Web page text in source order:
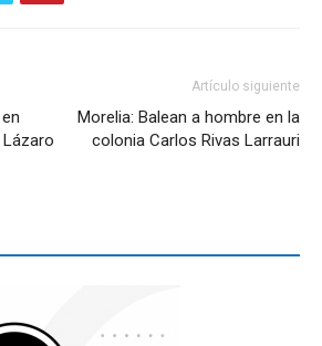
Artículo siguiente
Morelia: Balean a hombre en la
colonia Carlos Rivas Larrauri